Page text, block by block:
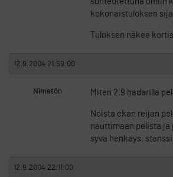
kokonaistuloksen
Tuloksen näkee
12.9.2004 21:59:00
Nimetön Miten 2.9 hadarilla
Noista ekan reijan
nauttimaan pelista
syva henkays,
12.9.2004 22:11:00